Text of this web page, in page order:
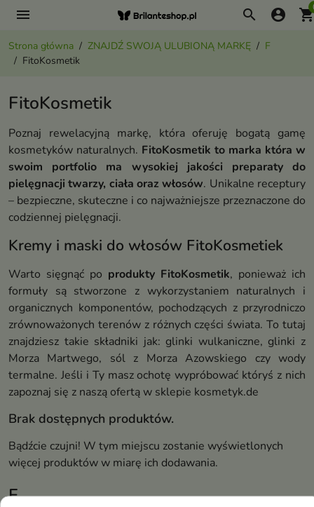
menu search account_circle
Strona główna ZNAJDŹ SWOJĄ ULUBIONĄ MARKĘ
F
FitoKosmetik
F
FitoKosmetik
Poznaj rewelacyjną markę, która oferuję bogatą gamę
kosmetyków naturalnych. FitoKosmetik to marka która w
swoim portfolio ma wysokiej jakości preparaty do
pielęgnacji twarzy, ciała oraz włosów. Unikalne receptury
– bezpieczne, skuteczne i co najważniejsze przeznaczone do
codziennej pielęgnacji.
Kremy i maski do włosów FitoKosmetiek
Warto sięgnąć po produkty FitoKosmetik, ponieważ ich
formuły są stworzone z wykorzystaniem naturalnych i
organicznych komponentów, pochodzących z przyrodniczo
zrównoważonych terenów z różnych części świata. To tutaj
znajdziesz takie składniki jak: glinki wulkaniczne, glinki z
Morza Martwego, sól z Morza Azowskiego czy wody
termalne. Jeśli i Ty masz ochotę wypróbować któryś z nich
zapoznaj się z naszą ofertą w sklepie kosmetyk.de
Brak dostępnych produktów.
Bądźcie czujni! W tym miejscu zostanie wyświetlonych
więcej produktów w miarę ich dodawania.